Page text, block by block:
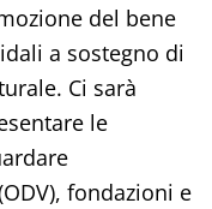
del bene
a sostegno di
Ci sarà
le
fondazioni e